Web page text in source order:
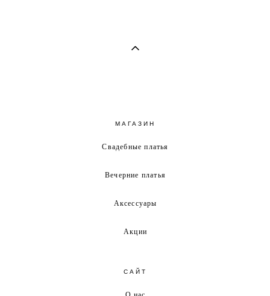
МАГАЗИН
Свадебные платья
Вечерние платья
Аксессуары
Акции
САЙТ